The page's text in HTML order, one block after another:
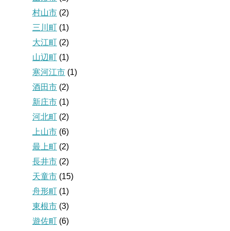
村山市 (2)
三川町 (1)
大江町 (2)
山辺町 (1)
寒河江市 (1)
酒田市 (2)
新庄市 (1)
河北町 (2)
上山市 (6)
最上町 (2)
長井市 (2)
天童市 (15)
舟形町 (1)
東根市 (3)
遊佐町 (6)